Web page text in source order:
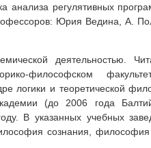
регулятивных
Юрия Ведина, А.
деятельностью.
философском
логики и теоретической
(до 2006 года
В указанных учебных
сознания,